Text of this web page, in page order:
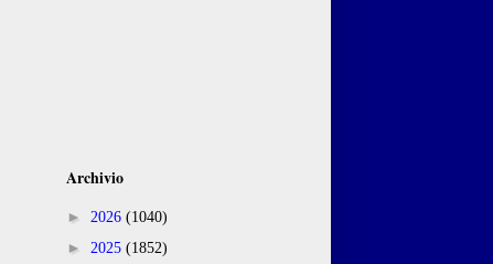
Archivio
► 2026 (1040)
► 2025 (1852)